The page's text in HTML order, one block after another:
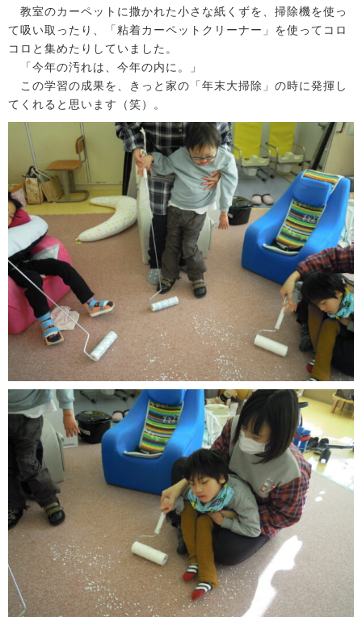
教室のカーペットに撒かれた小さな紙くずを、掃除機を使っ
て吸い取ったり、「粘着カーペットクリーナー」を使ってコロ
コロと集めたりしていました。
「今年の汚れは、今年の内に。」
この学習の成果を、きっと家の「年末大掃除」の時に発揮し
てくれると思います（笑）。